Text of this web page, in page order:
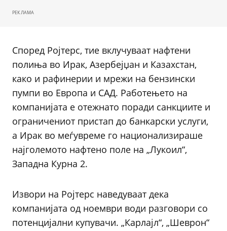
РЕКЛАМА
Според Ројтерс, тие вклучуваат нафтени
полиња во Ирак, Азербејџан и Казахстан,
како и рафинерии и мрежи на бензински
пумпи во Европа и САД. Работењето на
компанијата е отежнато поради санкциите и
ограничениот пристап до банкарски услуги,
а Ирак во меѓувреме го национализираше
најголемото нафтено поле на „Лукоил“,
Западна Курна 2.
Извори на Ројтерс наведуваат дека
компанијата од ноември води разговори со
потенцијални купувачи. „Карлајл“, „Шеврон“